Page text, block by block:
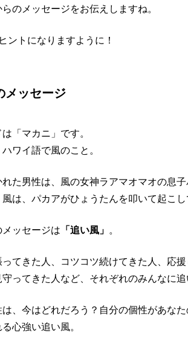
のメッセージをお伝えしますね。
ントになりますように！
メッセージ
「マカニ」です。
ワイ語で風のこと。
た男性は、風の女神ラアマオマオの息子
は、パカアがひょうたんを叩いて起こし
ッセージは 「追い風」 。
ってきた人、コツコツ続けてきた人、応
ってきた人など、それぞれのみんなに追
、今はどれだろう？自分の個性があなた
心強い追い風。